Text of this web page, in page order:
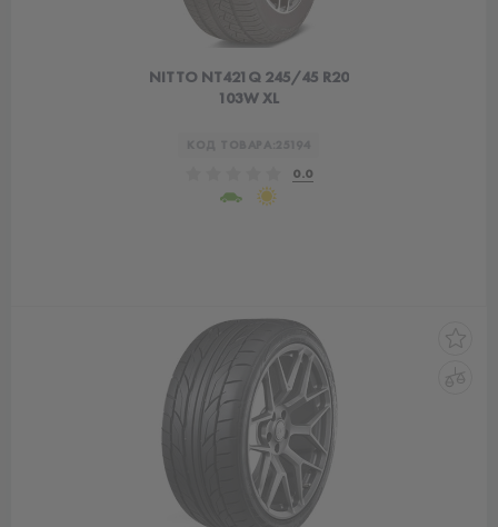
NITTO NT421Q 245/45 R20
103W XL
0.0